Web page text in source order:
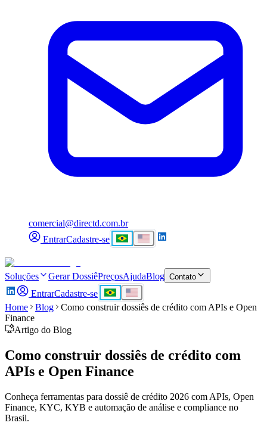
comercial@directd.com.br
EntrarCadastre-se
Soluções Gerar DossiêPreçosAjudaBlog Contato
EntrarCadastre-se
Home
Blog
Como construir dossiês de crédito com APIs e Open
Finance
Artigo do Blog
Como construir dossiês de crédito com
APIs e Open Finance
Conheça ferramentas para dossiê de crédito 2026 com APIs, Open
Finance, KYC, KYB e automação de análise e compliance no
Brasil.